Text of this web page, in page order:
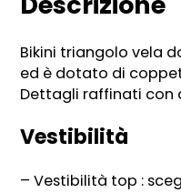
Bikini triangolo vela
ed è dotato di
Dettagli raffinati con
Vestibilità
– Vestibilità top :